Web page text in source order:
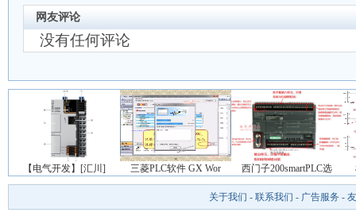
网友评论
没有任何评论
【电气开发】[汇川] 三菱PLC软件 GX Wor 西门子200smartPLC选
关于我们 - 联系我们 - 广告服务 -